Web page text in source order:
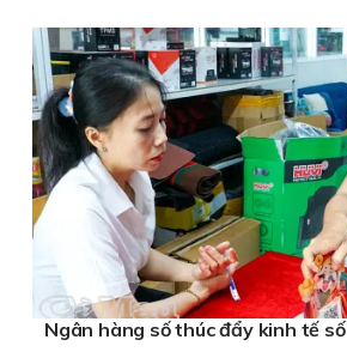
Ngân hàng số thúc đẩy kinh tế số